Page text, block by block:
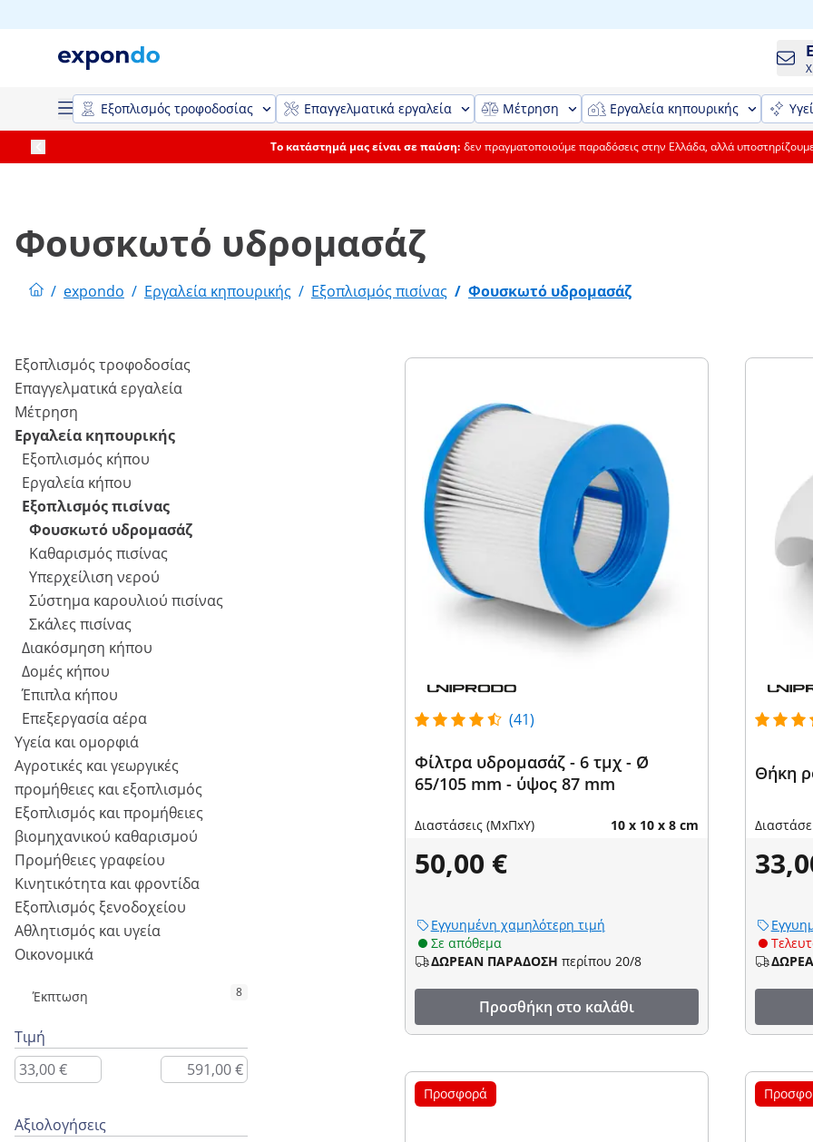
Εξοπλισμός τροφοδοσίας Επαγγελματικά εργαλεία Μέτρηση Εργαλεία κηπουρικής
Το κατάστημά μας είναι σε παύση: δεν πραγματοποιούμε παραδόσεις στην Ελλάδα, αλλά
Φουσκωτό υδρομασάζ
/ expondo / Εργαλεία κηπουρικής / Εξοπλισμός πισίνας / Φουσκωτό υδρομασάζ
Εξοπλισμός τροφοδοσίας
Επαγγελματικά εργαλεία
Μέτρηση
Εργαλεία κηπουρικής
Εξοπλισμός κήπου
Εργαλεία κήπου
Εξοπλισμός πισίνας
Φουσκωτό υδρομασάζ
Καθαρισμός πισίνας
Υπερχείλιση νερού
Σύστημα καρουλιού πισίνας
Σκάλες πισίνας
Διακόσμηση κήπου
Δομές κήπου
Έπιπλα κήπου
Επεξεργασία αέρα
Υγεία και ομορφιά
Αγροτικές και γεωργικές
προμήθειες και εξοπλισμός
Εξοπλισμός και προμήθειες
βιομηχανικού καθαρισμού
Προμήθειες γραφείου
Κινητικότητα και φροντίδα
Εξοπλισμός ξενοδοχείου
Αθλητισμός και υγεία
Οικονομικά
Έκπτωση 8
Τιμή
Αξιολογήσεις
(41)
Φίλτρα υδρομασάζ - 6 τμχ - Ø
65/105 mm - ύψος 87 mm
Διαστάσεις (ΜxΠxΥ) 10 x 10 x 8 cm
50,00 €
Εγγυημένη χαμηλότερη τιμή
Σε απόθεμα
ΔΩΡΕΑΝ ΠΑΡΑΔΟΣΗ περίπου 20/8
Προσθήκη στο καλάθι
Θήκη
Προσφορά